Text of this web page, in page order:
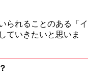
られることのある「イ
ていきたいと思いま